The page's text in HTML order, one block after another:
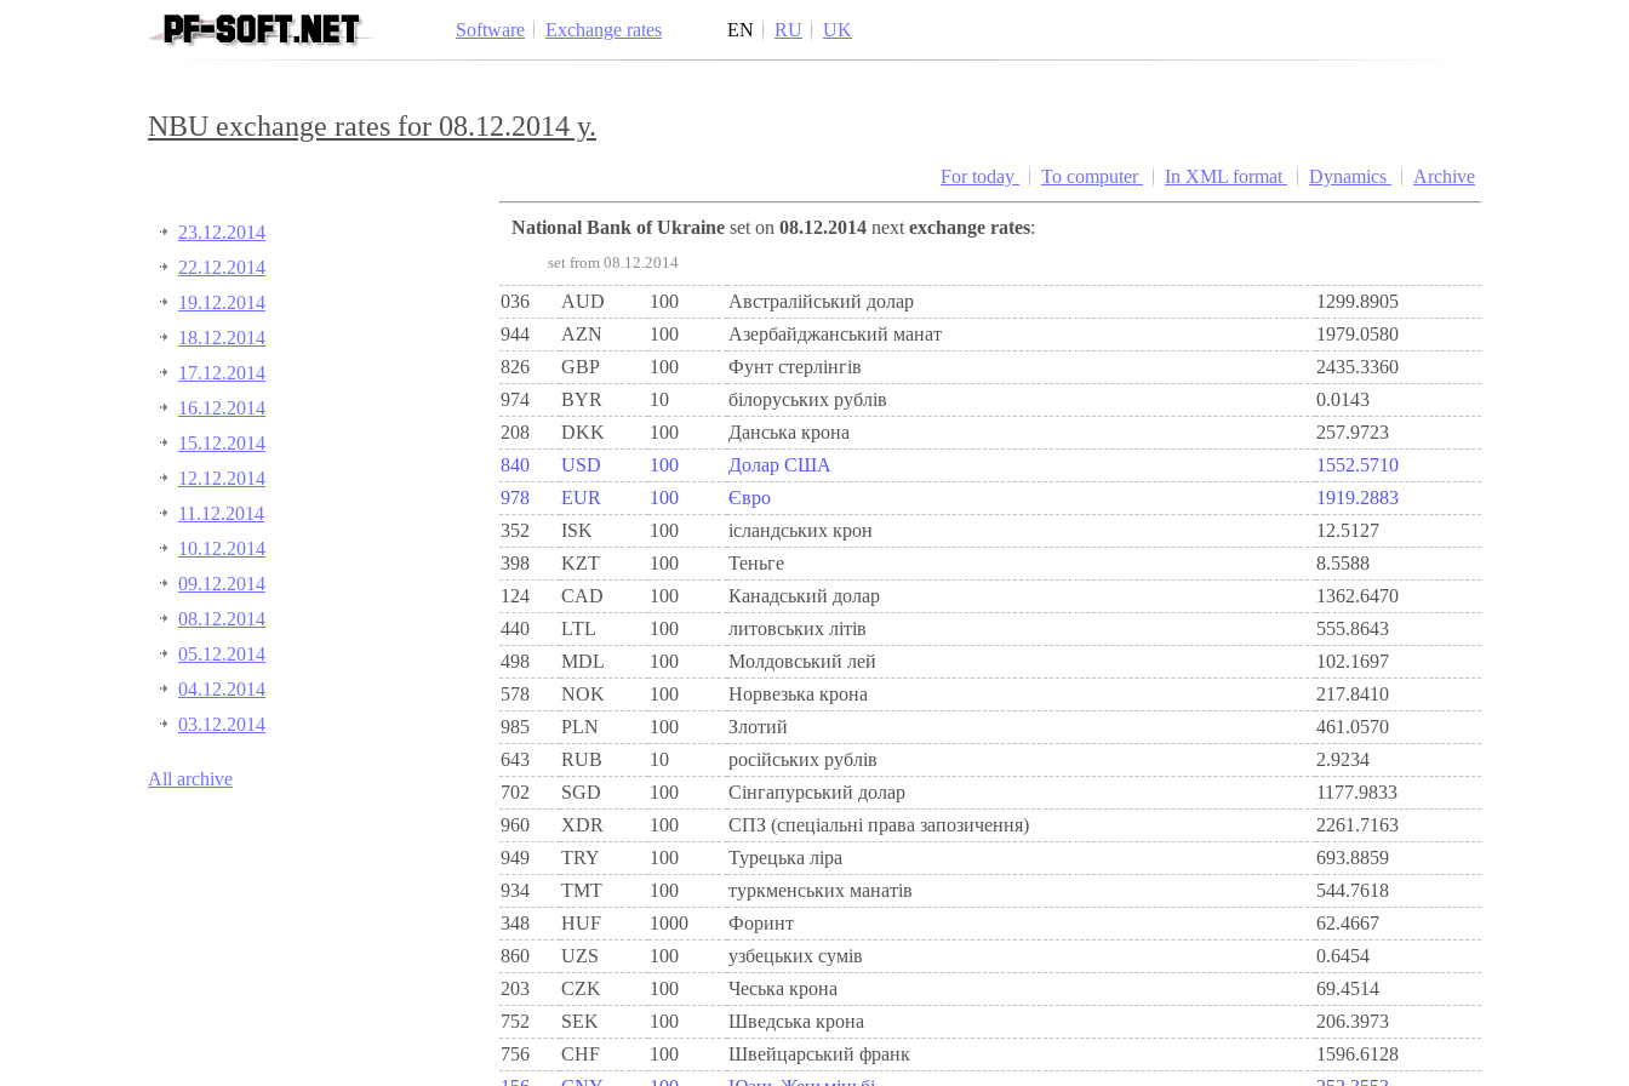
Software Exchange rates EN RU UK
NBU exchange rates for 08.12.2014 y.
23.12.2014
22.12.2014
19.12.2014
18.12.2014
17.12.2014
16.12.2014
15.12.2014
12.12.2014
11.12.2014
10.12.2014
09.12.2014
08.12.2014
05.12.2014
04.12.2014
03.12.2014
All archive
For today To computer In XML format Dynamics Archive
National Bank of Ukraine set on 08.12.2014 next exchange rates:
set from 08.12.2014
036 AUD 100 Австралійський долар
1299.8905
944
AZN 100 Азербайджанський манат
1979.0580
826
GBP 100 Фунт стерлінгів
2435.3360
974
BYR 10 білоруських рублів
0.0143
208
DKK 100 Данська крона
257.9723
840
USD 100 Долар США
1552.5710
978
EUR 100 Євро
1919.2883
352
ISK 100 ісландських крон
12.5127
398
KZT 100 Теньге
8.5588
124
CAD 100 Канадський долар
1362.6470
440
LTL 100 литовських літів
555.8643
498
MDL 100 Молдовський лей
102.1697
578
NOK 100 Норвезька крона
217.8410
985
PLN 100 Злотий
461.0570
643
RUB 10 російських рублів
2.9234
702
SGD 100 Сінгапурський долар
1177.9833
960
XDR 100 СПЗ (спеціальні права запозичення)
2261.7163
949
TRY 100 Турецька ліра
693.8859
934
TMT 100 туркменських манатів
544.7618
348
HUF 1000 Форинт
62.4667
860
UZS 100 узбецьких сумів
0.6454
203
CZK 100 Чеська крона
69.4514
752
SEK 100 Шведська крона
206.3973
756
CHF 100 Швейцарський франк
1596.6128